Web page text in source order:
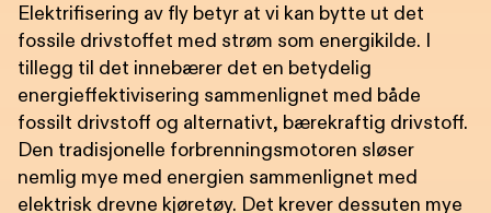
Elektrifisering av fly betyr at vi kan bytte ut det
fossile drivstoffet med strøm som energikilde. I
tillegg til det innebærer det en betydelig
energieffektivisering sammenlignet med både
fossilt drivstoff og alternativt, bærekraftig drivstoff.
Den tradisjonelle forbrenningsmotoren sløser
nemlig mye med energien sammenlignet med
elektrisk drevne kjøretøy. Det krever dessuten mye